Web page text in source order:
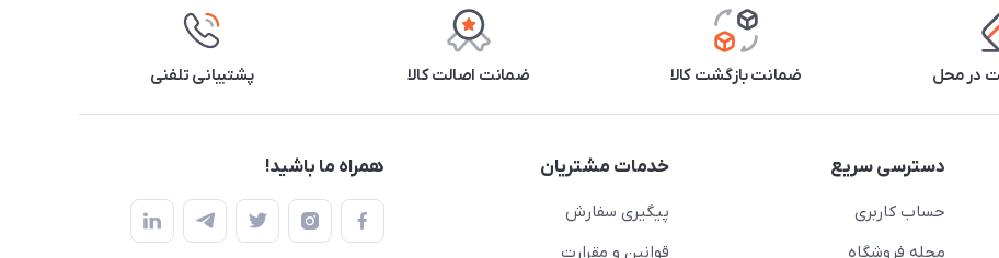
در محل ضمانت بازگشت کالا ضمانت اصالت کالا پشتیبانی تلفنی
دسترسی سریع
حساب کاربری
مجله فروشگاه
خدمات مشتریان
پیگیری سفارش
قوانین و مقرارت
همراه ما باشید!